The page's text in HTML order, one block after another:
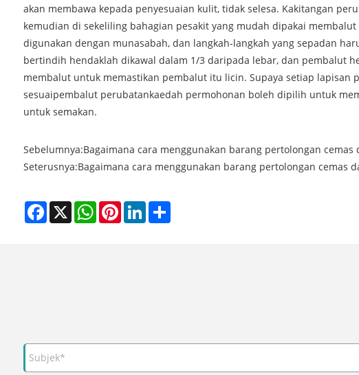
akan membawa kepada penyesuaian kulit, tidak selesa. Kakitangan
kemudian di sekeliling bahagian pesakit yang mudah dipakai
digunakan dengan munasabah, dan langkah-langkah yang sepadan
bertindih hendaklah dikawal dalam 1/3 daripada lebar, dan pembalut
membalut untuk memastikan pembalut itu licin. Supaya setiap lapisan
sesuaipembalut perubatankaedah permohonan boleh dipilih untuk
untuk semakan.
Sebelumnya:Bagaimana cara menggunakan barang pertolongan
Seterusnya:Bagaimana cara menggunakan barang pertolongan cemas
Facebook
X WhatsAppPinterestLinkedInShare